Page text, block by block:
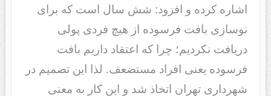
اشاره کرده و افزود: شش سال است که برای
نوسازی بافت فرسوده از هیچ فردی پولی
دریافت نکردیم؛ چرا که اعتقاد داریم بافت
فرسوده یعنی افراد مستضعف. لذا این تصمیم در
شهرداری تهران اتخاذ شد و این کار به معنی